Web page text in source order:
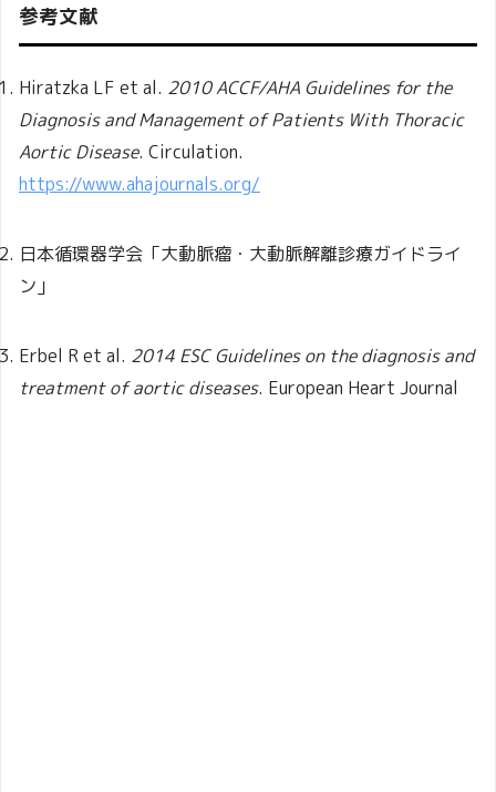
参考文献
Hiratzka LF et al. 2010 ACCF/AHA Guidelines for the
Diagnosis and Management of Patients With Thoracic
Aortic Disease. Circulation.
https://www.ahajournals.org/
日本循環器学会「大動脈瘤・大動脈解離診療ガイドライ
ン」
Erbel R et al. 2014 ESC Guidelines on the diagnosis and
treatment of aortic diseases. European Heart Journal